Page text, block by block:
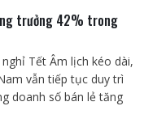
trưởng 42% trong
Tết Âm lịch kéo dài,
vẫn tiếp tục duy trì
doanh số bán lẻ tăng